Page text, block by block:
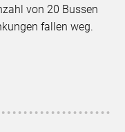
von 20 Bussen
fallen weg.